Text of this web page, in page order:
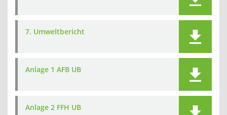
7. Umweltbericht
Anlage 1 AFB UB
Anlage 2 FFH UB